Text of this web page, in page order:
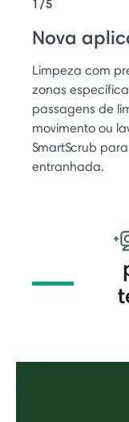
1/5
Nova
Limpeza com
zonas
passagens de
movimento ou
SmartScrub
entranhada.